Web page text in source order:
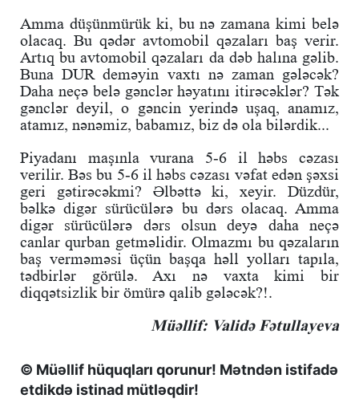
Amma düşünmürük ki, bu nə zamana kimi belə
olacaq. Bu qədər avtomobil qəzaları baş verir.
Artıq bu avtomobil qəzaları da dəb halına gəlib.
Buna DUR deməyin vaxtı nə zaman gələcək?
Daha neçə belə gənclər həyatını itirəcəklər? Tək
gənclər deyil, o gəncin yerində uşaq, anamız,
atamız, nənəmiz, babamız, biz də ola bilərdik...
Piyadanı maşınla vurana 5-6 il həbs cəzası
verilir. Bəs bu 5-6 il həbs cəzası vəfat edən şəxsi
geri gətirəcəkmi? Əlbəttə ki, xeyir. Düzdür,
bəlkə digər sürücülərə bu dərs olacaq. Amma
digər sürücülərə dərs olsun deyə daha neçə
canlar qurban getməlidir. Olmazmı bu qəzaların
baş verməməsi üçün başqa həll yolları tapıla,
tədbirlər görülə. Axı nə vaxta kimi bir
diqqətsizlik bir ömürə qalib gələcək?!.
Müəllif: Validə Fətullayeva
© Müəllif hüquqları qorunur! Mətndən istifadə
etdikdə istinad mütləqdir!